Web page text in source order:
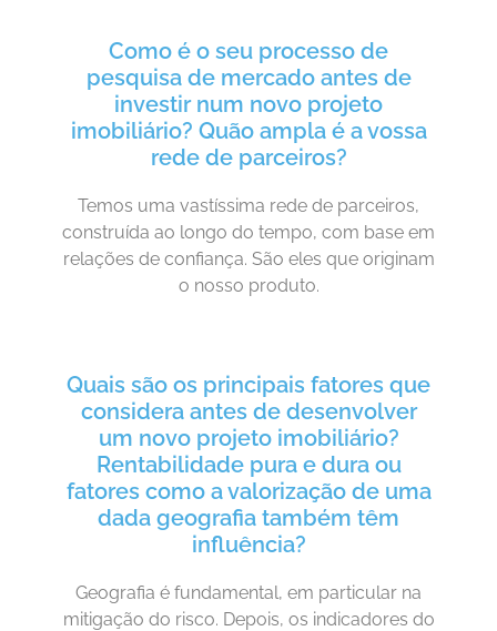
Como é o seu processo de
pesquisa de mercado antes de
investir num novo projeto
imobiliário? Quão ampla é a vossa
rede de parceiros?
Temos uma vastíssima rede de parceiros,
construída ao longo do tempo, com base em
relações de confiança. São eles que originam
o nosso produto.
Quais são os principais fatores que
considera antes de desenvolver
um novo projeto imobiliário?
Rentabilidade pura e dura ou
fatores como a valorização de uma
dada geografia também têm
influência?
Geografia é fundamental, em particular na
mitigação do risco. Depois, os indicadores do